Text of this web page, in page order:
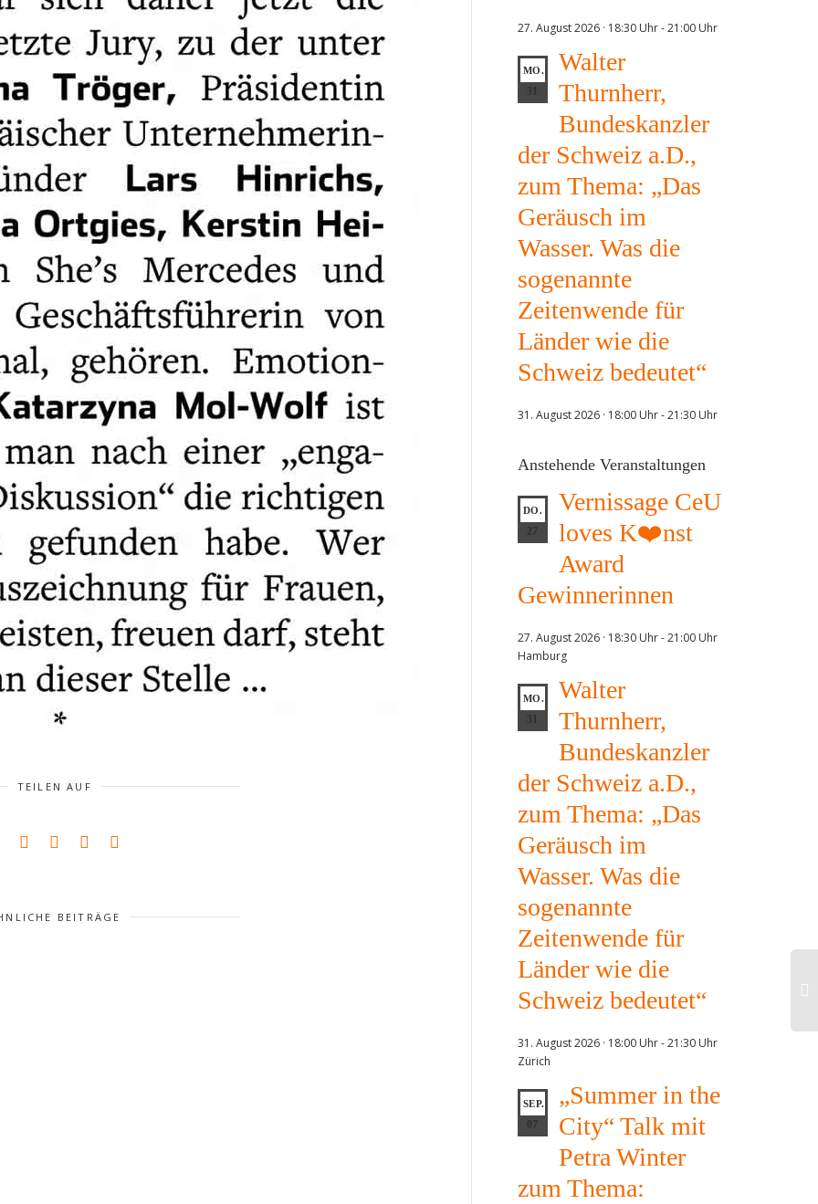
TEILEN AUF
BEITRÄGE
27. August 2026 · 18:30 Uhr-21:00 Uhr
MO.
Walter
Thurnherr,
Bundeskanzler
der Schweiz a.D.,
zum Thema: „Das
Geräusch im
Wasser. Was die
sogenannte
Zeitenwende für
Länder wie die
Schweiz bedeutet“
31. August 2026 · 18:00 Uhr-21:30 Uhr
Anstehende Veranstaltungen
DO.
27
Vernissage CeU
loves K❤️nst
Award
Gewinnerinnen
27. August 2026 · 18:30 Uhr-21:00 Uhr
Hamburg
MO.
Walter
Thurnherr,
Bundeskanzler
der Schweiz a.D.,
zum Thema: „Das
Geräusch im
Wasser. Was die
sogenannte
Zeitenwende für
Länder wie die
Schweiz bedeutet“
31. August 2026 · 18:00 Uhr-21:30 Uhr
Zürich
SEP.
07
„Summer in the
City“ Talk mit
Petra Winter
zum Thema: